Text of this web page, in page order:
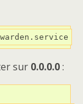
sur 0.0.0.0: